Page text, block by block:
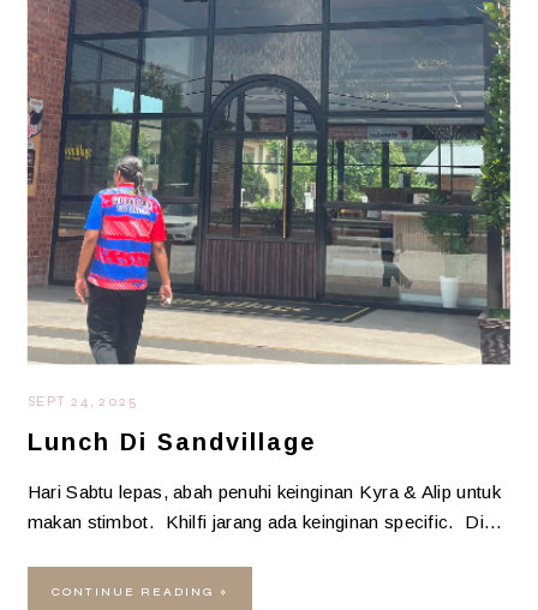
SEPT 24, 2025
Lunch Di Sandvillage
Hari Sabtu lepas, abah penuhi keinginan Kyra & Alip untuk
makan stimbot. Khilfi jarang ada keinginan specific. Di…
CONTINUE READING »